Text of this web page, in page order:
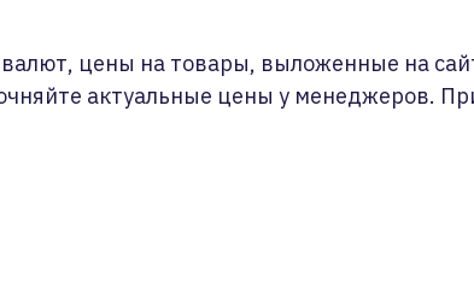
цены на товары, выложенные на
актуальные цены у менеджеров.